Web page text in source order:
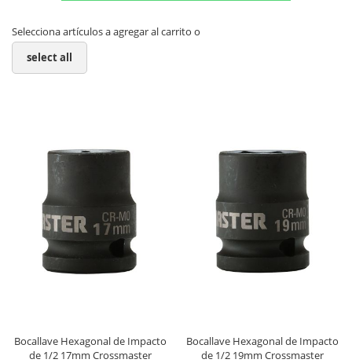
Selecciona artículos a agregar al carrito o
select all
Bocallave Hexagonal de Impacto
de 1/2 17mm Crossmaster
Bocallave Hexagonal de Impacto
de 1/2 19mm Crossmaster